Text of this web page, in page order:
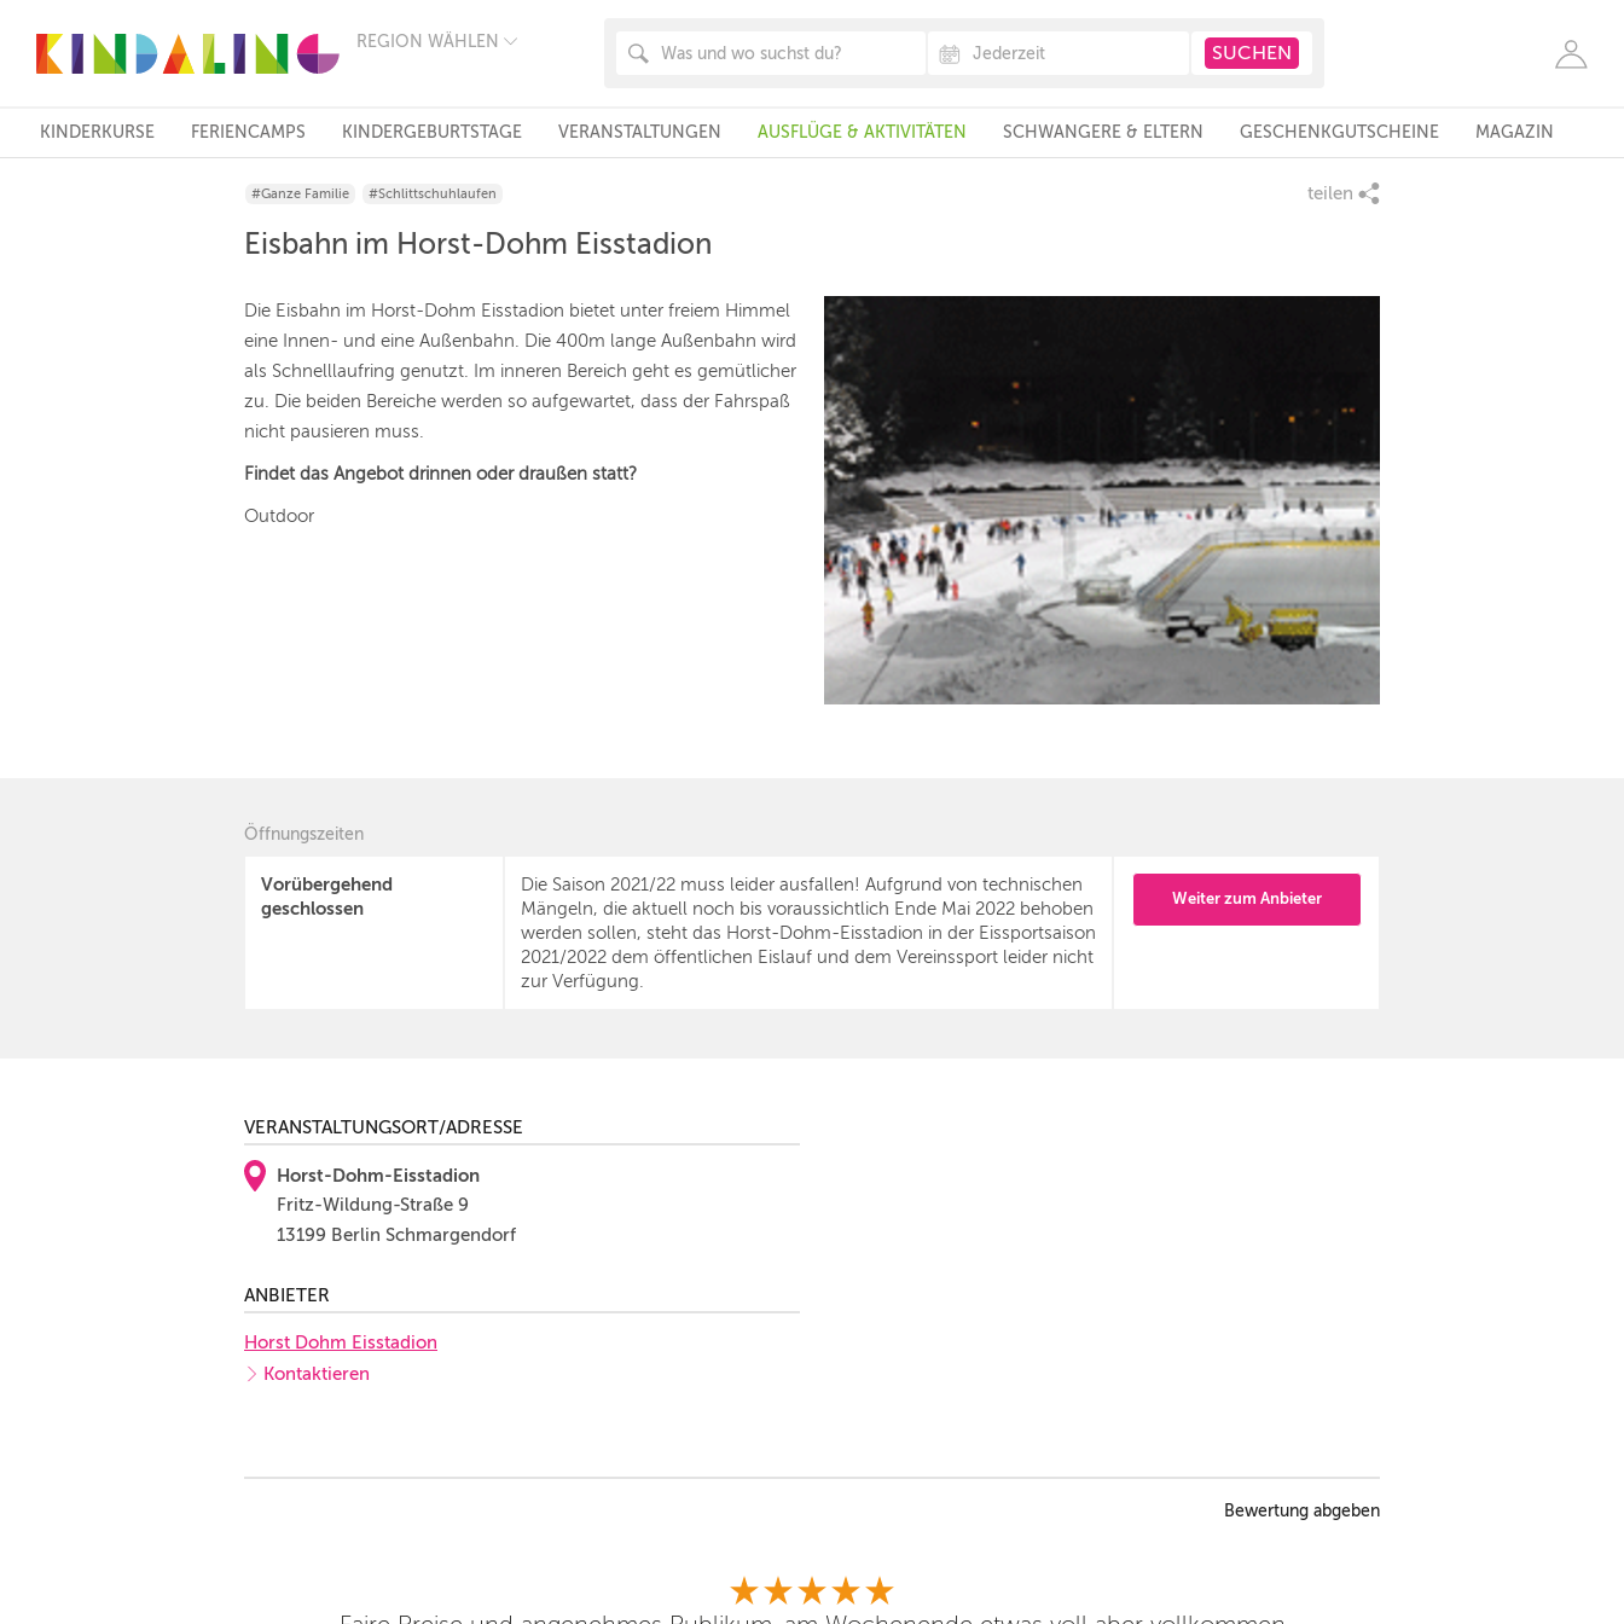
REGION WÄHLEN
FRANKFURT
KÖLN
STUTTGART
ESSEN
HANNOVER
DRESDEN
WIEN
ZÜRICH
ANDERE
KINDERKURSE FERIENCAMPS KINDERGEBURTSTAGE VERANSTALTUNGEN AUSFLÜGE & AKTIVITÄTEN SCHWANGERE & ELTERN GESCHENKGUTSCHEINE MAGAZIN
#Ganze Familie #Schlittschuhlaufen teilen
Eisbahn im Horst-Dohm Eisstadion
Die Eisbahn im Horst-Dohm Eisstadion bietet unter freiem Himmel
eine Innen- und eine Außenbahn. Die 400m lange Außenbahn wird
als Schnelllaufring genutzt. Im inneren Bereich geht es gemütlicher
zu. Die beiden Bereiche werden so aufgewartet, dass der Fahrspaß
nicht pausieren muss.
Findet das Angebot drinnen oder draußen statt?
Outdoor
Öffnungszeiten
Vorübergehend
geschlossen
Die Saison 2021/22 muss leider ausfallen! Aufgrund von technischen
Mängeln, die aktuell noch bis voraussichtlich Ende Mai 2022 behoben
werden sollen, steht das Horst-Dohm-Eisstadion in der Eissportsaison
2021/2022 dem öffentlichen Eislauf und dem Vereinssport leider nicht
zur Verfügung.
Weiter zum Anbieter
VERANSTALTUNGSORT/ADRESSE
Horst-Dohm-Eisstadion
Fritz-Wildung-Straße 9
13199 Berlin Schmargendorf
ANBIETER
Horst Dohm Eisstadion
Kontaktieren
Bewertung abgeben